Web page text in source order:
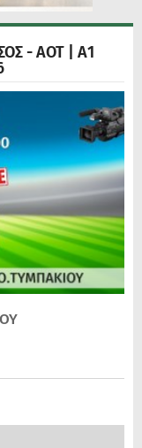
- ΑΟΤ | Α1